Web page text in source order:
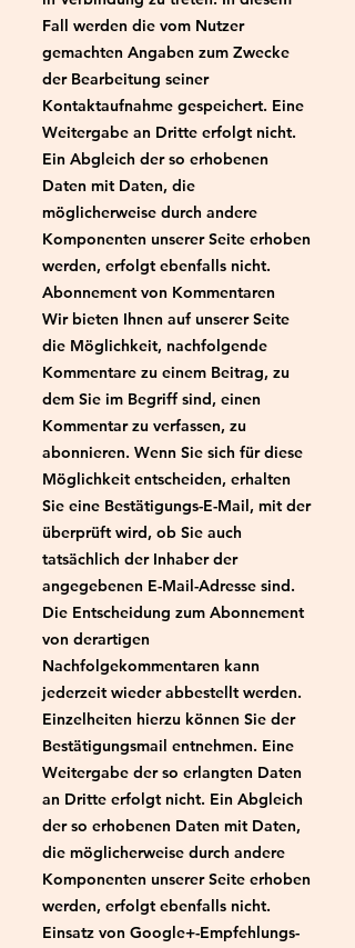
Fall werden die vom Nutzer
gemachten Angaben zum Zwecke
der Bearbeitung seiner
Kontaktaufnahme gespeichert. Eine
Weitergabe an Dritte erfolgt nicht.
Ein Abgleich der so erhobenen
Daten mit Daten, die
möglicherweise durch andere
Komponenten unserer Seite erhoben
werden, erfolgt ebenfalls nicht.
Abonnement von Kommentaren
Wir bieten Ihnen auf unserer Seite
die Möglichkeit, nachfolgende
Kommentare zu einem Beitrag, zu
dem Sie im Begriff sind, einen
Kommentar zu verfassen, zu
abonnieren. Wenn Sie sich für diese
Möglichkeit entscheiden, erhalten
Sie eine Bestätigungs-E-Mail, mit der
überprüft wird, ob Sie auch
tatsächlich der Inhaber der
angegebenen E-Mail-Adresse sind.
Die Entscheidung zum Abonnement
von derartigen
Nachfolgekommentaren kann
jederzeit wieder abbestellt werden.
Einzelheiten hierzu können Sie der
Bestätigungsmail entnehmen. Eine
Weitergabe der so erlangten Daten
an Dritte erfolgt nicht. Ein Abgleich
der so erhobenen Daten mit Daten,
die möglicherweise durch andere
Komponenten unserer Seite erhoben
werden, erfolgt ebenfalls nicht.
Einsatz von Google+-Empfehlungs-